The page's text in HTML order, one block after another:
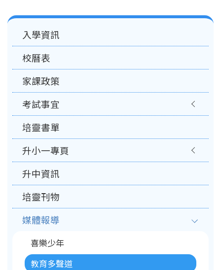
Main
navigation
入學資訊
校曆表
家課政策
考試事宜
培靈書單
升小一專頁
升中資訊
培靈刊物
媒體報導
喜樂少年
教育多聲道